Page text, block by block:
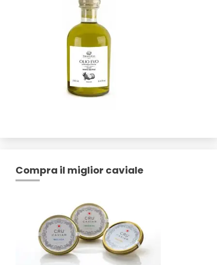
Compra il miglior caviale